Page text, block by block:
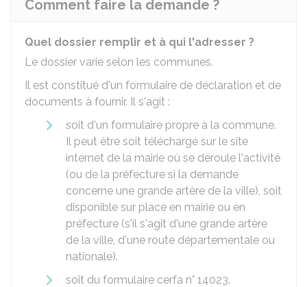
Comment faire la demande ?
Quel dossier remplir et à qui l'adresser ?
Le dossier varie selon les communes.
Il est constitué d'un formulaire de déclaration et de
documents à fournir. Il s'agit :
soit d'un formulaire propre à la commune.
Il peut être soit téléchargé sur le site
internet de la mairie où se déroule l'activité
(ou de la préfecture si la demande
concerne une grande artère de la ville), soit
disponible sur place en mairie ou en
préfecture (s'il s'agit d'une grande artère
de la ville, d'une route départementale ou
nationale).
soit du formulaire cerfa n° 14023.